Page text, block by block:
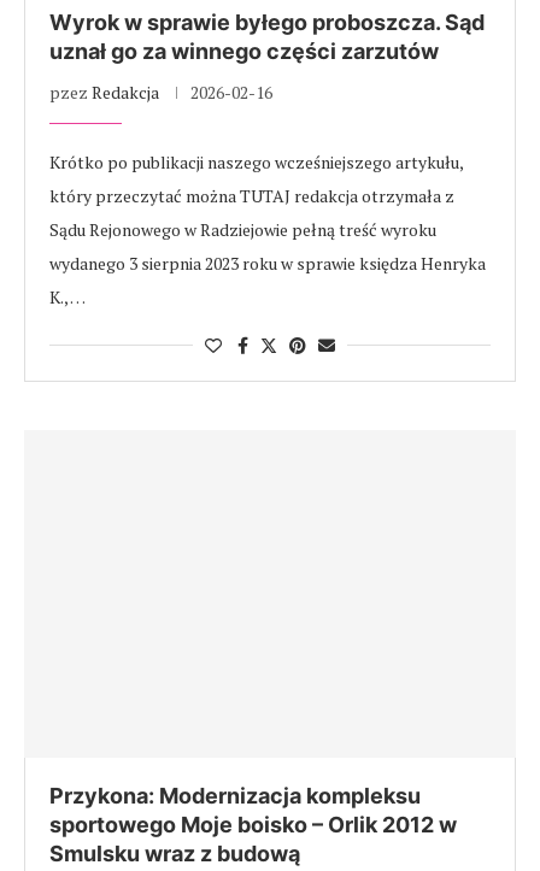
Wyrok w sprawie byłego proboszcza. Sąd
uznał go za winnego części zarzutów
pzez Redakcja 2026-02-16
Krótko po publikacji naszego wcześniejszego artykułu,
który przeczytać można TUTAJ redakcja otrzymała z
Sądu Rejonowego w Radziejowie pełną treść wyroku
wydanego 3 sierpnia 2023 roku w sprawie księdza Henryka
K., …
Przykona: Modernizacja kompleksu
sportowego Moje boisko – Orlik 2012 w
Smulsku wraz z budową